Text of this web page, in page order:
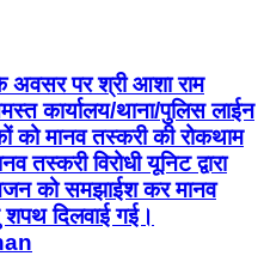
अवसर पर श्री आशा राम
कार्यालय/थाना/पुलिस लाईन
को मानव तस्करी की रोकथाम
विरोधी यूनिट द्वारा
को समझाईश कर मानव
दिलवाई गई।